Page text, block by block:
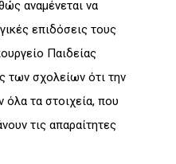
αναμένεται να
επιδόσεις τους
Παιδείας
των σχολείων ότι την
τα στοιχεία, που
τις απαραίτητες